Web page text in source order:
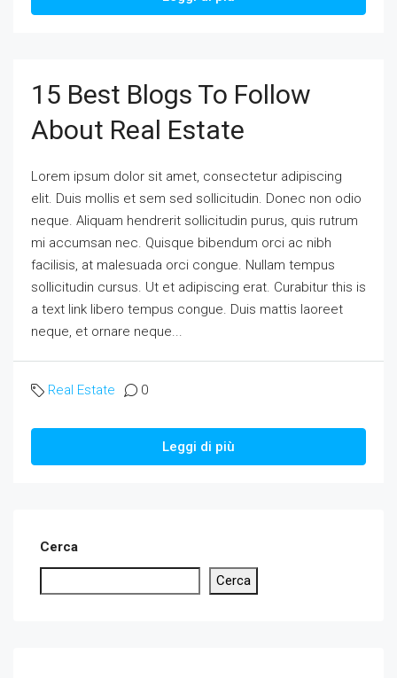
15 Best Blogs To Follow
About Real Estate
Lorem ipsum dolor sit amet, consectetur adipiscing
elit. Duis mollis et sem sed sollicitudin. Donec non odio
neque. Aliquam hendrerit sollicitudin purus, quis rutrum
mi accumsan nec. Quisque bibendum orci ac nibh
facilisis, at malesuada orci congue. Nullam tempus
sollicitudin cursus. Ut et adipiscing erat. Curabitur this is
a text link libero tempus congue. Duis mattis laoreet
neque, et ornare neque...
Real Estate 0
Leggi di più
Cerca
Cerca